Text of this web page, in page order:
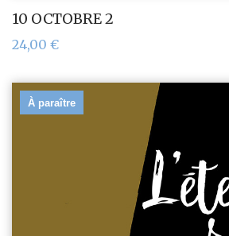
10 OCTOBRE 2
24,00 €
À paraître